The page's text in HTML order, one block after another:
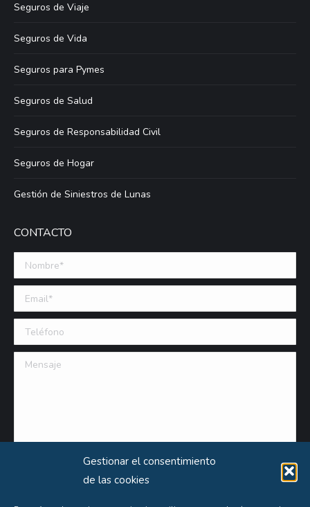
Gestionar el consentimiento
de las cookies
Seguros de Viaje
Seguros de Vida
Seguros para Pymes
Seguros de Salud
Seguros de Responsabilidad Civil
Seguros de Hogar
Gestión de Siniestros de Lunas
CONTACTO
Nombre *
Email (requerido)
Teléfono
Mensaje